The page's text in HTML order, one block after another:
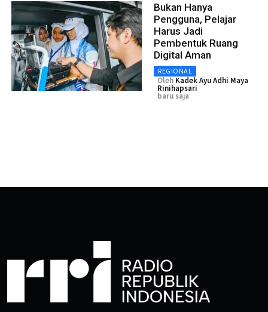
Bukan Hanya
Pengguna, Pelajar
Harus Jadi
Pembentuk Ruang
Digital Aman
REGIONAL
Oleh Kadek Ayu Adhi Maya
Rinihapsari
baru saja